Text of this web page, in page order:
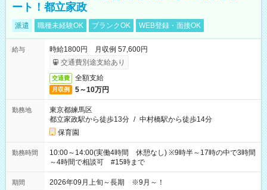
ート！都立家政
派遣 職種未経験OK ブランクOK WEB登録・面接OK
給与
時給1800円 月収例 57,600円
交通費別途支給あり
交通費 全額支給
月収例 5～10万円
勤務地
東京都練馬区
都立家政駅から徒歩13分 / 中村橋駅から徒歩14分
保育園
勤務時間
10:00～14:00(実働4時間 休憩なし) ※9時半～17時の中で3時間
～4時間で相談可 #15時まで
期間 2026年09月上旬～長期 ※9月～！